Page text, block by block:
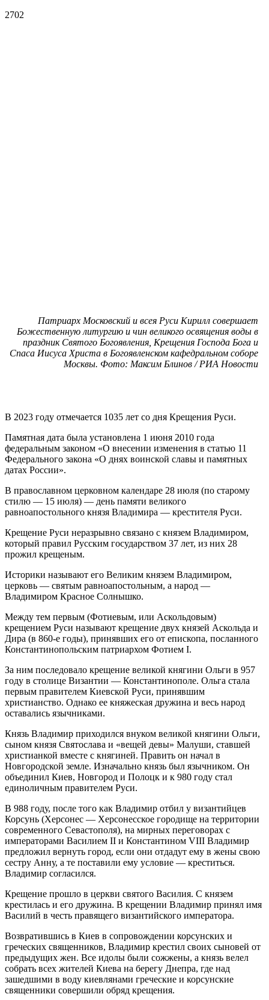
2702
Патриарх Московский и всея Руси Кирилл совершает
Божественную литургию и чин великого освящения воды в
праздник Святого Богоявления, Крещения Господа Бога и
Спаса Иисуса Христа в Богоявленском кафедральном соборе
Москвы. Фото: Максим Блинов / РИА Новости
В 2023 году отмечается 1035 лет со дня Крещения Руси.
Памятная дата была установлена 1 июня 2010 года
федеральным законом «О внесении изменения в статью 11
Федерального закона «О днях воинской славы и памятных
датах России».
В православном церковном календаре 28 июля (по старому
стилю — 15 июля) — день памяти великого
равноапостольного князя Владимира — крестителя Руси.
Крещение Руси неразрывно связано с князем Владимиром,
который правил Русским государством 37 лет, из них 28
прожил крещеным.
Историки называют его Великим князем Владимиром,
церковь — святым равноапостольным, а народ —
Владимиром Красное Солнышко.
Между тем первым (Фотиевым, или Аскольдовым)
крещением Руси называют крещение двух князей Аскольда и
Дира (в 860-е годы), принявших его от епископа, посланного
Константинопольским патриархом Фотием I.
За ним последовало крещение великой княгини Ольги в 957
году в столице Византии — Константинополе. Ольга стала
первым правителем Киевской Руси, принявшим
христианство. Однако ее княжеская дружина и весь народ
оставались язычниками.
Князь Владимир приходился внуком великой княгини Ольги,
сыном князя Святослава и «вещей девы» Малуши, ставшей
христианкой вместе с княгиней. Править он начал в
Новгородской земле. Изначально князь был язычником. Он
объединил Киев, Новгород и Полоцк и к 980 году стал
единоличным правителем Руси.
В 988 году, после того как Владимир отбил у византийцев
Корсунь (Херсонес — Херсонесское городище на территории
современного Севастополя), на мирных переговорах с
императорами Василием II и Константином VIII Владимир
предложил вернуть город, если они отдадут ему в жены свою
сестру Анну, а те поставили ему условие — креститься.
Владимир согласился.
Крещение прошло в церкви святого Василия. С князем
крестилась и его дружина. В крещении Владимир принял имя
Василий в честь правящего византийского императора.
Возвратившись в Киев в сопровождении корсунских и
греческих священников, Владимир крестил своих сыновей от
предыдущих жен. Все идолы были сожжены, а князь велел
собрать всех жителей Киева на берегу Днепра, где над
зашедшими в воду киевлянами греческие и корсунские
священники совершили обряд крещения.